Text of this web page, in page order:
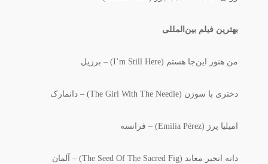
بهترین فیلم بین‌المللی
من هنوز این‌جا هستم (I’m Still Here) – برزیل
دختری با سوزن (The Girl With The Needle) – دانمارک
امیلیا پرز (Emilia Pérez) – فرانسه
دانه انجیر معابد (The Seed Of The Sacred Fig) – آلمان